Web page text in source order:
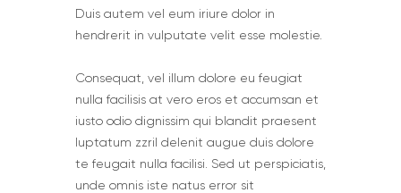
Duis autem vel eum iriure dolor in
hendrerit in vulputate velit esse molestie.
Сonsequat, vel illum dolore eu feugiat
nulla facilisis at vero eros et accumsan et
iusto odio dignissim qui blandit praesent
luptatum zzril delenit augue duis dolore
te feugait nulla facilisi. Sed ut perspiciatis,
unde omnis iste natus error sit